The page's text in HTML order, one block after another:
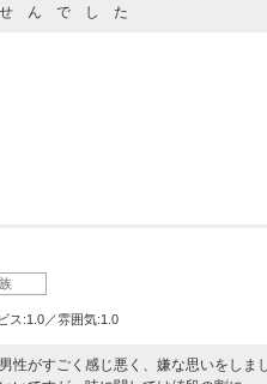
ん で し た
ス:1.0／雰囲気:1.0
性がすごく感じ悪く、嫌な思いをしまし